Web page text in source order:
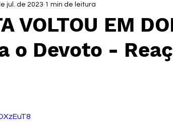
Tecnologia
BILE games
VOLTOU EM
o Devoto -
jul. de 2023 1 min de leitura
5 estrelas.